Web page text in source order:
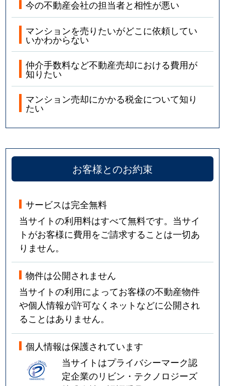
今の不動産会社の担当者と相性が悪い
マンションを売りたいがどこに依頼してい
いかわからない
仲介手数料など不動産売却における費用が
知りたい
マンション売却にかかる税金について知り
たい
お客様とのお約束
サービスは完全無料
当サイトの利用料はすべて無料です。当サイ
トがお客様に費用をご請求することは一切あ
りません。
物件は公開されません
当サイトの利用によってお客様の不動産物件
や個人情報が許可なくネットなどに公開され
ることはありません。
個人情報は保護されています
当サイトはプライバシーマーク認
定企業のリビン・テクノロジーズ